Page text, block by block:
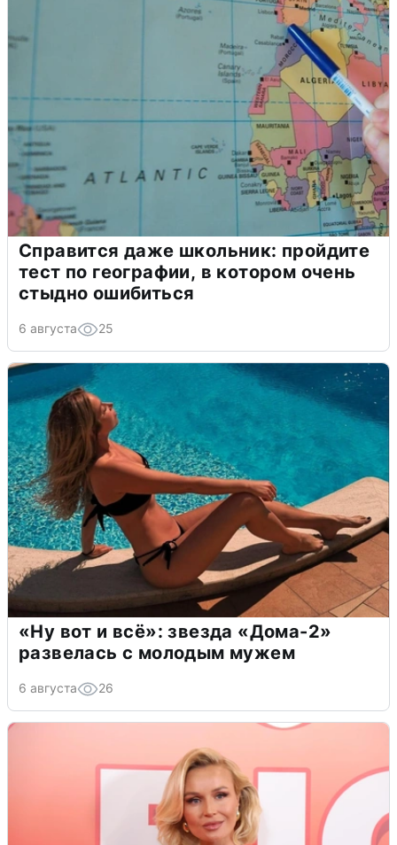
Справится даже школьник: пройдите
тест по географии, в котором очень
стыдно ошибиться
6 августа 25
«Ну вот и всё»: звезда «Дома-2»
развелась с молодым мужем
6 августа 26